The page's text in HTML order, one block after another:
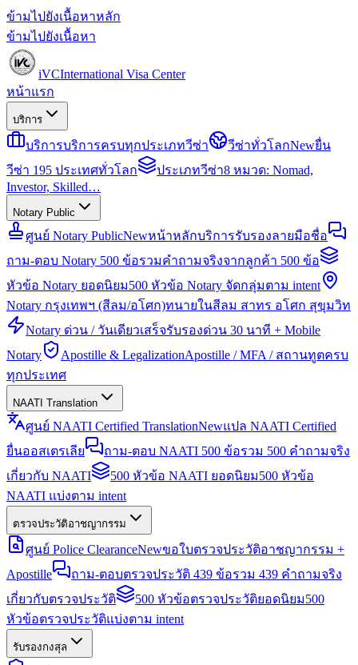
ข้ามไปยังเนื้อหาหลัก
ข้ามไปยังเนื้อหา
iVCInternational Visa Center
หน้าแรก
บริการ
บริการบริการครบทุกประเภทวีซ่า วีซ่าทั่วโลกNewยื่น
วีซ่า 195 ประเทศทั่วโลก
ประเภทวีซ่า8 หมวด: Nomad,
Investor, Skilled…
Notary Public
ศูนย์ Notary PublicNewหน้าหลักบริการรับรองลายมือชื่อ
ถาม-ตอบ Notary 500 ข้อรวมคำถามจริงจากลูกค้า 500 ข้อ
หัวข้อ Notary ยอดนิยม500 หัวข้อ Notary จัดกลุ่มตาม intent
Notary กรุงเทพฯ (สีลม/อโศก)ทนายในสีลม สาทร อโศก สุขุมวิท
Notary ด่วน / วันเดียวเสร็จรับรองด่วน 30 นาที + Mobile
Notary
Apostille & LegalizationApostille / MFA / สถานทูตครบ
ทุกประเทศ
NAATI Translation
ศูนย์ NAATI Certified TranslationNewแปล NAATI Certified
ยื่นออสเตรเลีย
ถาม-ตอบ NAATI 500 ข้อรวม 500 คำถามจริง
เกี่ยวกับ NAATI
500 หัวข้อ NAATI ยอดนิยม500 หัวข้อ
NAATI แบ่งตาม intent
ตรวจประวัติอาชญากรรม
ศูนย์ Police ClearanceNewขอใบตรวจประวัติอาชญากรรม +
Apostille
ถาม-ตอบตรวจประวัติ 439 ข้อรวม 439 คำถามจริง
เกี่ยวกับตรวจประวัติ
500 หัวข้อตรวจประวัติยอดนิยม500
หัวข้อตรวจประวัติแบ่งตาม intent
รับรองกงสุล